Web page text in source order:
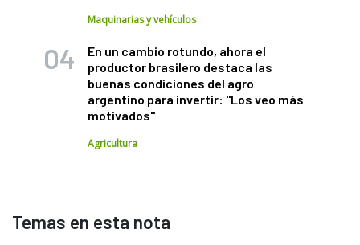
Maquinarias y vehículos
En un cambio rotundo, ahora el
productor brasilero destaca las
buenas condiciones del agro
argentino para invertir: "Los veo más
motivados"
Agricultura
Temas en esta nota